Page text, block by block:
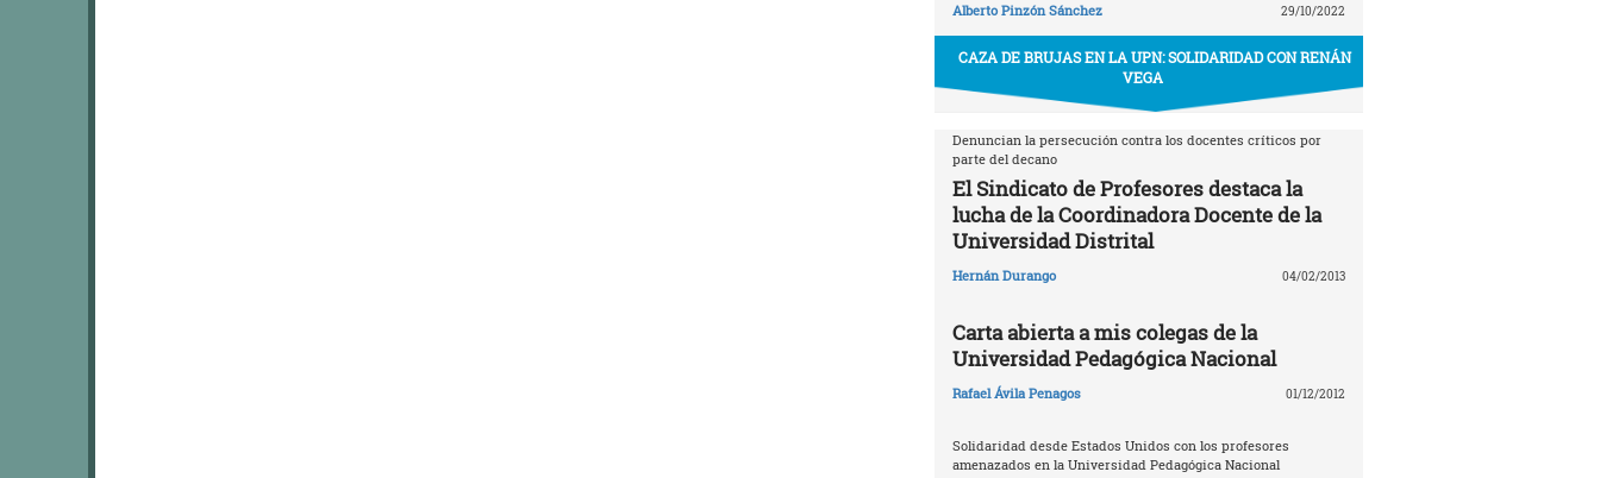
Alberto Pinzón Sánchez 29/10/2022
CAZA DE BRUJAS EN LA UPN: SOLIDARIDAD CON RENÁN
VEGA
Denuncian la persecución contra los docentes críticos por
parte del decano
El Sindicato de Profesores destaca la
lucha de la Coordinadora Docente de la
Universidad Distrital
Hernán Durango 04/02/2013
Carta abierta a mis colegas de la
Universidad Pedagógica Nacional
Rafael Ávila Penagos 01/12/2012
Solidaridad desde Estados Unidos con los profesores
amenazados en la Universidad Pedagógica Nacional